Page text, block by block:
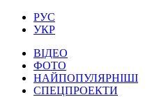
РУС
УКР
ВІДЕО
ФОТО
НАЙПОПУЛЯРНІШІ
СПЕЦПРОЕКТИ